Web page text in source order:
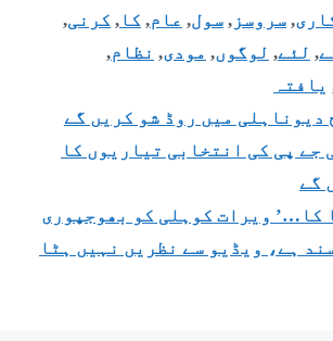
, سروسز , سول, عام, کا , کرنی,
, لئے, لوگوں, مودی, نظام,
یافتہ
دیوناہلی میں روڈ شو کریں گے
جے پی کی انتخابی تیاریوں کا
گے
کا…’ ویرات کوہلی کو بھوجپوری
ہے، ویڈیو سے نظریں نہیں ہٹا